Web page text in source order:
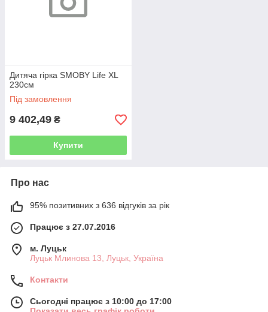
Дитяча гірка SMOBY Life XL
230см
Під замовлення
9 402,49 ₴
Купити
Про нас
95% позитивних з 636 відгуків за рік
Працює з 27.07.2016
м. Луцьк
Луцьк Млинова 13, Луцьк, Україна
Контакти
Сьогодні працює з 10:00 до 17:00